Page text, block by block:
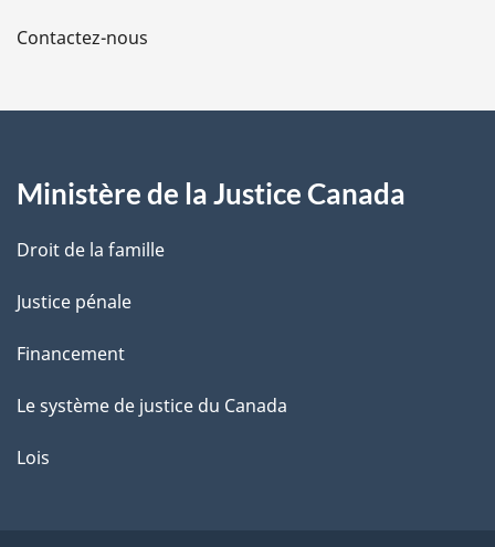
a
e
Contactez-nous
Ministère de la Justice Canada
Droit de la famille
Justice pénale
Financement
Le système de justice du Canada
Lois